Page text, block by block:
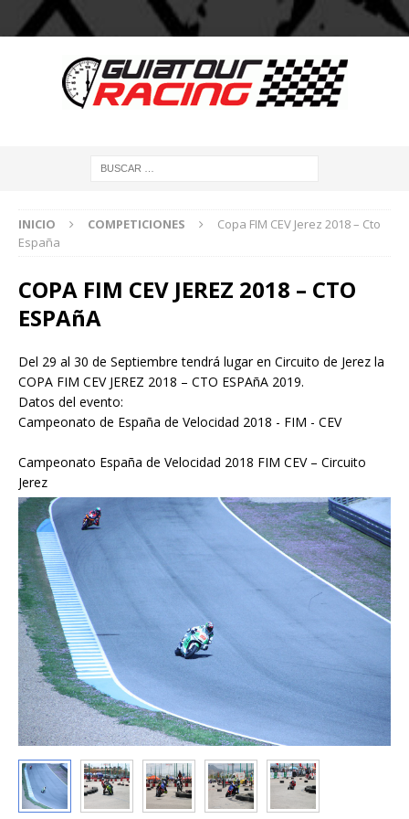
INICIO COMPETICIONES
Copa FIM CEV Jerez 2018 – Cto
España
COPA FIM CEV JEREZ 2018 – CTO
ESPAñA
Del 29 al 30 de Septiembre tendrá lugar en Circuito de Jerez la
COPA FIM CEV JEREZ 2018 – CTO ESPAñA 2019.
Datos del evento:
Campeonato de España de Velocidad 2018 - FIM - CEV
Campeonato España de Velocidad 2018 FIM CEV – Circuito
Jerez